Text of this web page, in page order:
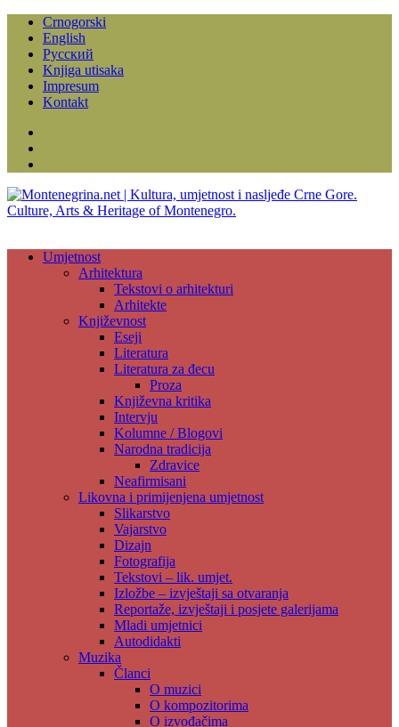
Crnogorski
English
Русский
Knjiga utisaka
Impresum
Kontakt
Umjetnost
Arhitektura
Tekstovi o arhitekturi
Arhitekte
Književnost
Eseji
Literatura
Literatura za đecu
Proza
Književna kritika
Intervju
Kolumne / Blogovi
Narodna tradicija
Zdravice
Neafirmisani
Likovna i primijenjena umjetnost
Slikarstvo
Vajarstvo
Dizajn
Fotografija
Tekstovi – lik. umjet.
Izložbe – izvještaji sa otvaranja
Reportaže, izvještaji i posjete galerijama
Mladi umjetnici
Autodidakti
Muzika
Članci
O muzici
O kompozitorima
O izvođačima